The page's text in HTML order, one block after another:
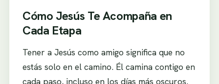
Cómo Jesús Te Acompaña en
Cada Etapa
Tener a Jesús como amigo significa que no
estás solo en el camino. Él camina contigo en
cada paso, incluso en los días más oscuros.